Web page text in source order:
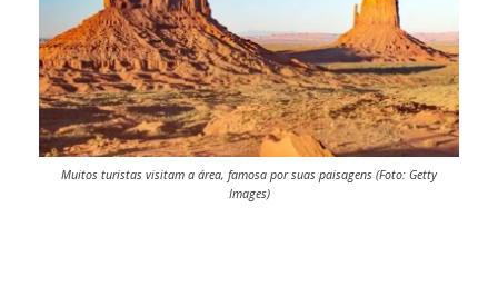
Muitos turistas visitam a área, famosa por suas paisagens (Foto: Getty
Images)